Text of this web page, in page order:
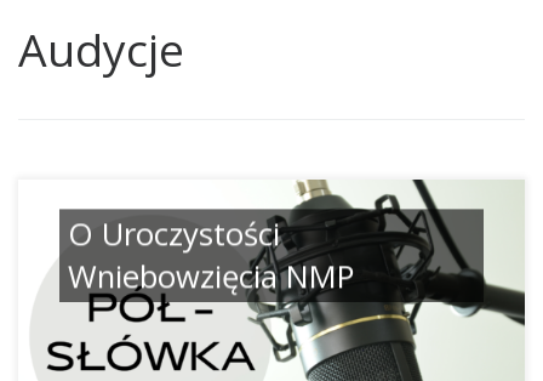
Audycje
O Uroczystości
Wniebowzięcia NMP